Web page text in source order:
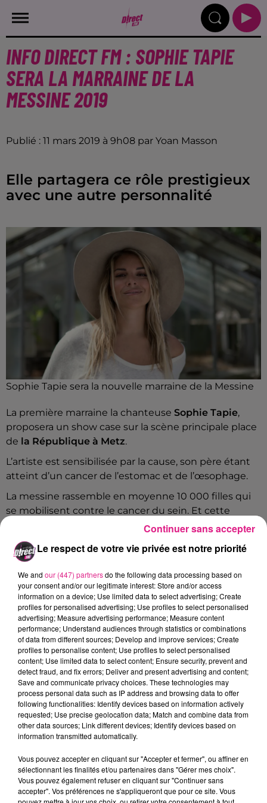
INFO DIRECT FM : SOPHIE TAPIE
SERA LA MARRAINE DE LA
MESSINE 2019
Publié : 11 mars 2019 à 9h08 par Yoan Masson
Elle partagera ce rôle prestigieux
avec une autre personnalité
Sophie Tapie sera la nouvelle marraine de la Messine
La première marraine la chanteuse Sophie Tapie,
proposera un show case sur la scène principale place
de la République à Metz.
L’artiste est sensibilisée par la cause, son père étant
atteint d’un cancer de l’estomac et de l’œsophage.
La messine rassemble en moyenne 10 000 filles qui
se mobilisent contre le cancer du sein. Et cette
année exceptionnellement cela se
passera le
Les inscriptions pour cet événement D!RECT FM, se
font déjà, sur sitelamessine.eu
Unedeuxième marraine,cette fois ci sportive sera
annoncée prochainement
FIL ACTUS
7 août 2026
Lorraine : une journée pas comme les autres au Parc animalier de...
6 août 2026
Metz : une distribution de lunette gratuite pour voir l’éclipse
5 août 2026
4 août 2026
Officiel : Gauthier Hein quitte le FC Metz pour l'OGC Nice
4 août 2026
Le respect de votre vie privée est notre priorité
We and our (447) partnersdo the following data processing based on
your consent and/or our legitimate interest: Store and/or access
information on a device; Use limited data to select advertising; Create
profiles for personalised advertising; Use profiles to select personalised
advertising; Measure advertising performance; Measure content
performance; Understand audiences through statistics or combinations
of data from different sources; Develop and improve services; Create
profiles to personalise content; Use profiles to select personalised
content; Use limited data to select content; Ensure security, prevent and
detect fraud, and fix errors; Deliver and present advertising and content;
Save and communicate privacy choices. These technologies may
process personal data such as IP address and browsing data to offer
following functionalities: Identify devices based on information actively
requested; Use precise geolocation data; Match and combine data from
other data sources; Link different devices; Identify devices based on
information transmitted automatically.
Vous pouvez accepter en cliquant sur "Accepter et fermer", ou affiner en
sélectionnant les finalités et/ou partenaires dans "Gérer mes choix".
Vous pouvez également refuser en cliquant sur "Continuer sans
accepter". Vos préférences ne s'appliqueront que pour ce site. Vous
Continuer sans accepter